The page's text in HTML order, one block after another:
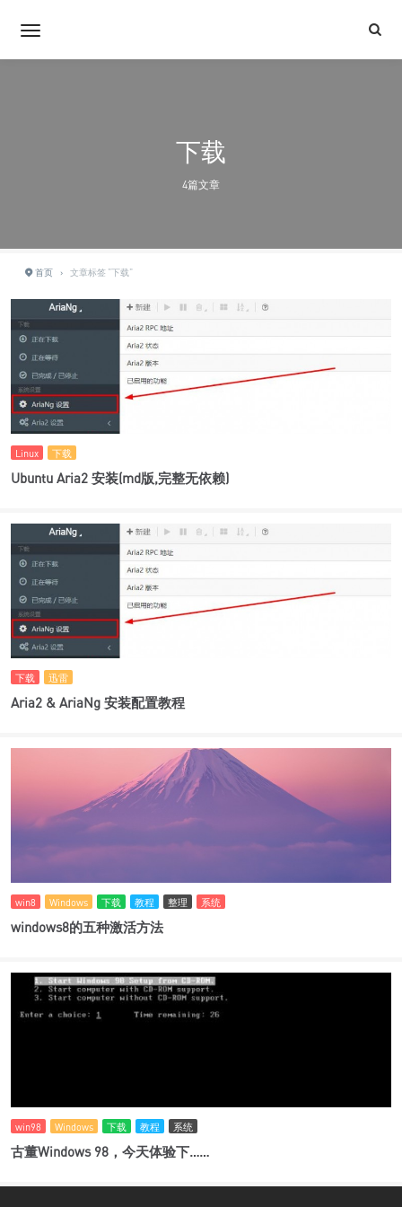
下载
4篇文章
首页 › 文章标签 "下载"
Linux 下载
Ubuntu Aria2 安装(md版,完整无依赖)
下载 迅雷
Aria2 & AriaNg 安装配置教程
win8 Windows 下载 教程 整理 系统
windows8的五种激活方法
win98 Windows 下载 教程 系统
古董Windows 98，今天体验下……